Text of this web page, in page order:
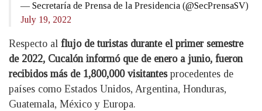
— Secretaría de Prensa de la Presidencia (@SecPrensaSV)
July 19, 2022
Respecto al flujo de turistas durante el primer semestre
de 2022, Cucalón informó que de enero a junio, fueron
recibidos más de 1,800,000 visitantes procedentes de
países como Estados Unidos, Argentina, Honduras,
Guatemala, México y Europa.